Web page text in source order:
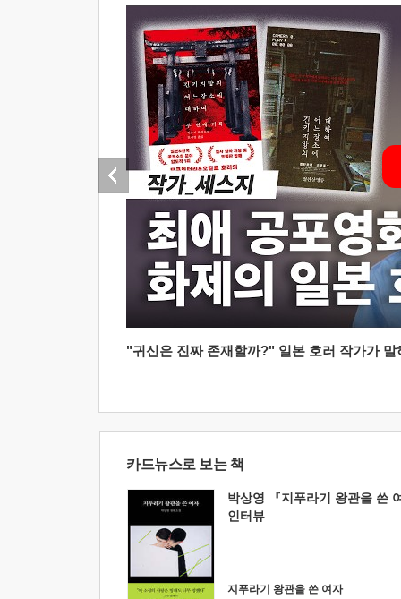
"귀신은 진짜 존재할까?" 일본 호러 작가가
카드뉴스로 보는 책
박상영 『지푸라기 왕관을 쓴
인터뷰
지푸라기 왕관을 쓴 여자